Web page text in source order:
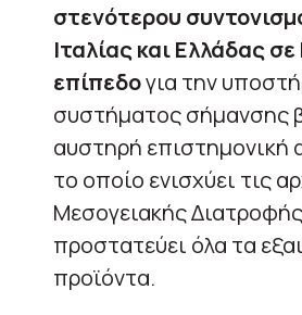
στενότερου
Ιταλίας και Ελλάδας
επίπεδογια την
συστήματος σήμανσης
αυστηρή επιστημονική
το οποίο ενισχύει τις
Μεσογειακής
προστατεύει όλα τα
προϊόντα.